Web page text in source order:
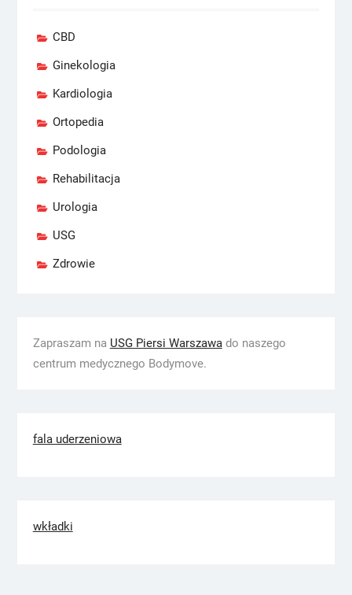
CBD
Ginekologia
Kardiologia
Ortopedia
Podologia
Rehabilitacja
Urologia
USG
Zdrowie
Zapraszam na USG Piersi Warszawado naszego
centrum medycznego Bodymove.
fala uderzeniowa
wkładki